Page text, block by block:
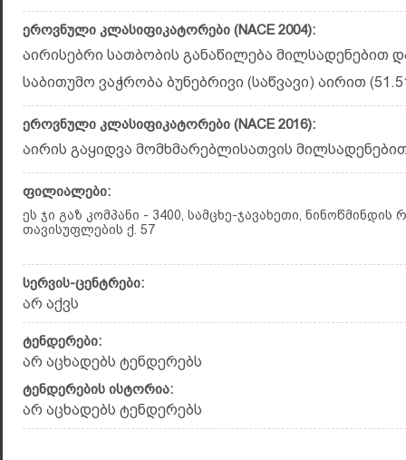
ეროვნული კლასიფიკატორები (NACE 2004):
აირისებრი სათბობის განაწილება მილსადენებით
საბითუმო ვაჭრობა ბუნებრივი (საწვავი) აირით
ეროვნული კლასიფიკატორები (NACE 2016):
აირის გაყიდვა მომხმარებლისათვის
ფილიალები:
ეს ჯი გაზ კომპანი - 3400, სამცხე-ჯავახეთი, ნინოწმინდის
თავისუფლების ქ. 57
სერვის-ცენტრები:
არ აქვს
ტენდერები:
არ აცხადებს ტენდერებს
ტენდერების ისტორია:
არ აცხადებს ტენდერებს